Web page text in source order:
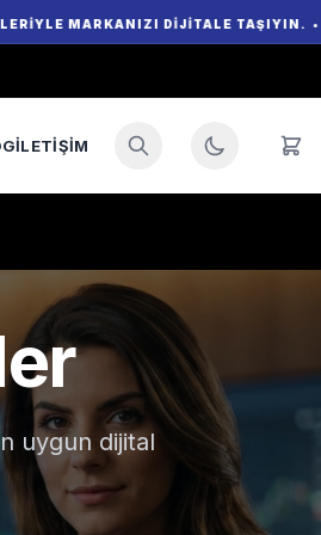
DIJITALE TAŞIYIN. •
İLETIŞIM
uygun dijital